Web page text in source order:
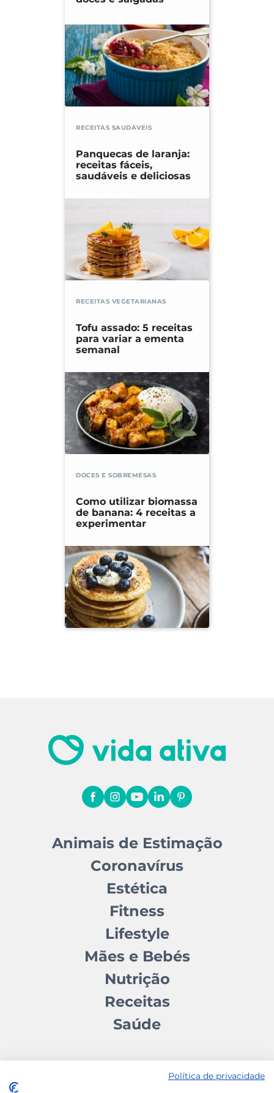
RECEITAS SAUDÁVEIS
Panquecas de laranja:
receitas fáceis,
saudáveis e deliciosas
RECEITAS VEGETARIANAS
Tofu assado: 5 receitas
para variar a ementa
semanal
DOCES E SOBREMESAS
Como utilizar biomassa
de banana: 4 receitas a
experimentar
Animais de Estimação
Coronavírus
Estética
Fitness
Lifestyle
Mães e Bebés
Nutrição
Receitas
Saúde
Política de privacidade